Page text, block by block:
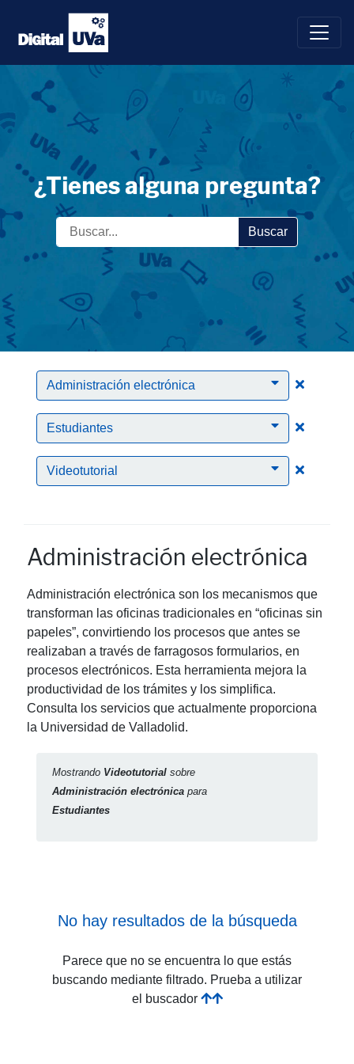
Saltar
contenido
¿Tienes alguna pregunta?
Buscar
Administración electrónica Clic
Estudiantes Clic
Videotutorial Clic
Administración electrónica
Administración electrónica son los mecanismos que
transforman las oficinas tradicionales en “oficinas sin
papeles”, convirtiendo los procesos que antes se
realizaban a través de farragosos formularios, en
procesos electrónicos. Esta herramienta mejora la
productividad de los trámites y los simplifica.
Consulta los servicios que actualmente proporciona
la Universidad de Valladolid.
Mostrando Videotutorial sobre
Administración electrónica para
Estudiantes
No hay resultados de la búsqueda
Parece que no se encuentra lo que estás
buscando mediante filtrado. Prueba a utilizar
el buscador